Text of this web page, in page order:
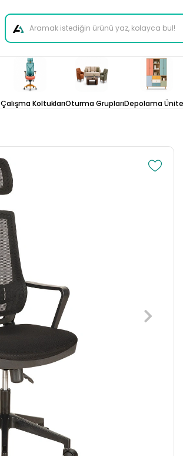
Çalışma KoltuklarıOturma GruplarıDepolama